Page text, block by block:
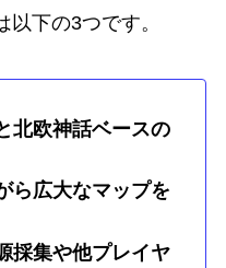
下の3つです。
北欧神話ベースの
ら広大なマップを
採集や他プレイヤ